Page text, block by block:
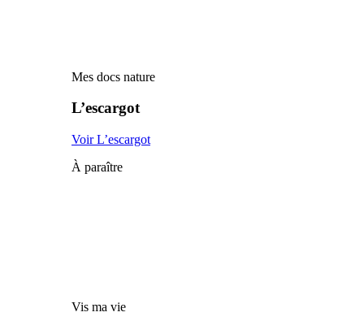
Mes docs nature
L’escargot
Voir L’escargot
À paraître
Vis ma vie